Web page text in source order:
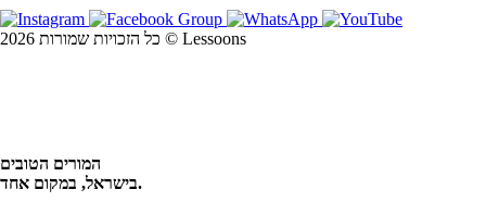
כל הזכויות שמורות 2026 © Lessoons
המורים הטובים
בישראל, במקום אחד.